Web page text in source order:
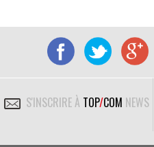
S'INSCRIRE À TOP/COM NEWS